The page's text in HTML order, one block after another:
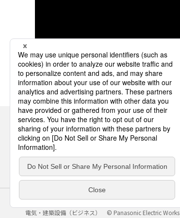
サイトのご利用にあたって クッキーポリシー 個人
電気・建築設備（ビジネス）
© Panasonic Electric